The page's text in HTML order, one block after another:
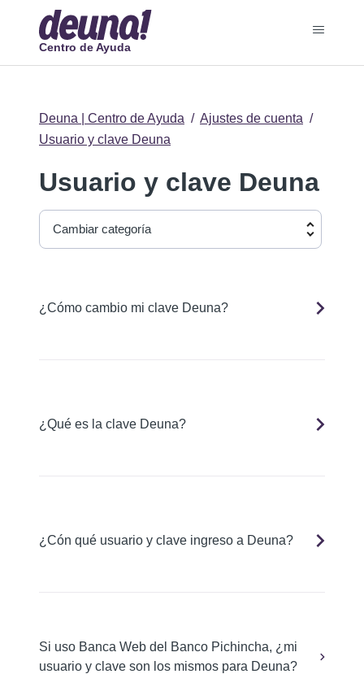
Centro de Ayuda
Deuna | Centro de Ayuda
Ajustes de cuenta
Usuario y clave Deuna
Usuario y clave Deuna
Cambiar categoría
¿Cómo cambio mi clave Deuna?
¿Qué es la clave Deuna?
¿Cón qué usuario y clave ingreso a Deuna?
Si uso Banca Web del Banco Pichincha, ¿mi
usuario y clave son los mismos para Deuna?